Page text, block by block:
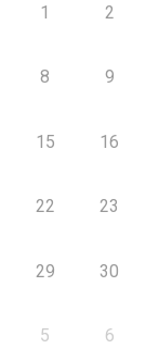
1 2
8 9
15 16
22 23
29 30
5 6